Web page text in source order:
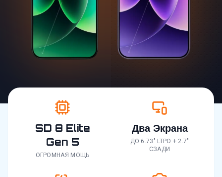
SD 8 Elite
Gen 5
ОГРОМНАЯ МОЩЬ
Два Экрана
ДО 6.73" LTPO + 2.7"
СЗАДИ